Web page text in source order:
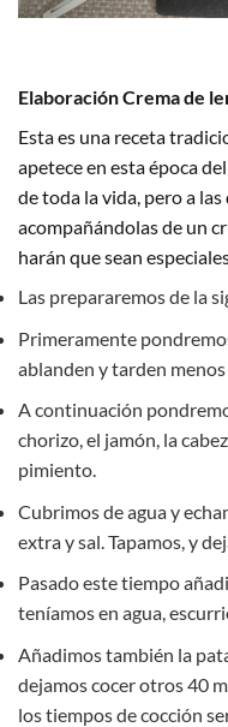
ElaboraciónCrema de
Esta es una receta
apetece en esta época
de toda la vida, pero a
acompañándolas de un
harán que sean
Las prepararemos de la
Primeramente
ablanden y tarden menos
A continuación
chorizo, el jamón, la
pimiento.
Cubrimos de agua y
extra y sal. Tapamos, y
Pasado este tiempo
teníamos en agua,
Añadimos también la
dejamos cocer otros 40
los tiempos de cocción